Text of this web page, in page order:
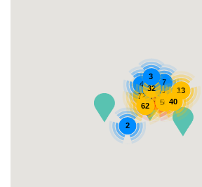
136
89
50
72
7
62
13
4
40
32
2
3